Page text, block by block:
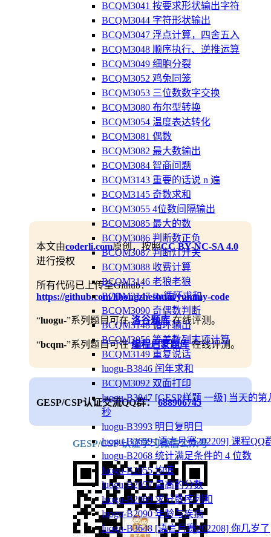
BCQM3041 按要求形状输出字符
BCQM3044 字符形状输出
BCQM3047 浮点计算，四舍五入
BCQM3048 顺序执行、逆推运算
BCQM3049 细胞分裂
BCQM3052 鸡兔同笼
BCQM3053 三位数数字交换
BCQM3080 布尔型转换
BCQM3054 温度表达转化
BCQM3081 偶数
BCQM3082 最大数输出
BCQM3084 智商问题
BCQM3143 重要的话说 n 遍
BCQM3145 奇数求和
BCQM3055 4位数间隔输出
BCQM3085 最大的数
BCQM3086 判断数正负
BCQM3087 判断灯开关
BCQM3088 收费计算
BCQM3146 老狼老狼
BCQM3147 for循环求和
BCQM3090 奇偶数判断
BCQM3148 循环输出
BCQM3056 等差数列末项计算
BCQM3149 重复说话
luogu-B3846 闰年求和
BCQM3092 双面打印
luogu-B3847 [GESP样题 一级] 当天的第
秒
luogu-B3993 明日复明日
luogu-B3659 [语言月赛202209] 课程QQ
luogu-B2068 统计满足条件的 4 位数
luogu-B2055 均值
luogu-B2057 最高的分数
luogu-B2069 求分数序列和
luogu-B2090 年龄与疾病
luogu-B3648 [语言月赛202208] 你几岁了
本文由coderli.com原创，按照CC BY-NC-SA 4.0
进行授权
所有代码已上传至Github：
https://github.com/lihongzheshuai/yummy-code
“luogu-”系列题目可在洛谷题库在线评测。
“bcqm-”系列题目可在编程启蒙题库在线评测。
GESP/CSP认证交流QQ群： 688906745
GESP/CSP 认证学习微信公众号